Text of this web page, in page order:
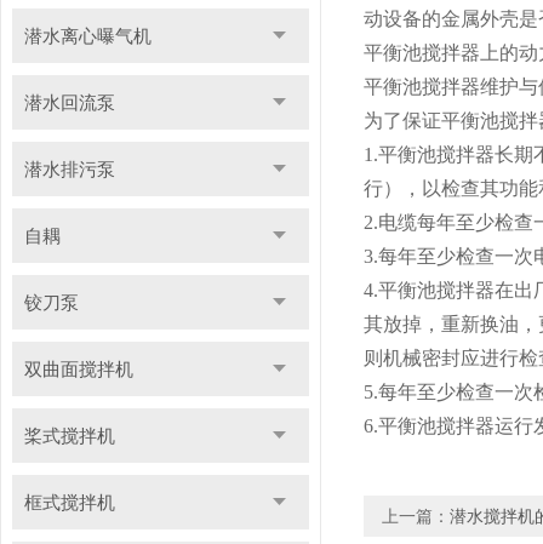
潜水离心曝气机
潜水回流泵
潜水排污泵
自耦
铰刀泵
双曲面搅拌机
桨式搅拌机
框式搅拌机
动设备的金属外壳
平衡池搅拌器上的
平衡池搅拌器维护与
为了保证平衡池搅
1.平衡池搅拌器长期
行），以检查其功
2.电缆每年至少检查
3.每年至少检查一次
4.平衡池搅拌器在出
其放掉，重新换油
则机械密封应进行
5.每年至少检查一次
6.平衡池搅拌器运行
上一篇： 潜水搅拌机